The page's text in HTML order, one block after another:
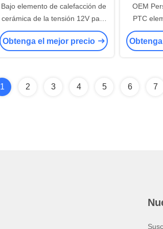
Bajo elemento de calefacción de
cerámica de la tensión 12V para
el secador de pelo y las
enderezadoras del pelo
Obtenga el mejor precio
OEM
PTC
24×6/
múltiples
1 2 3 4 5 6 7